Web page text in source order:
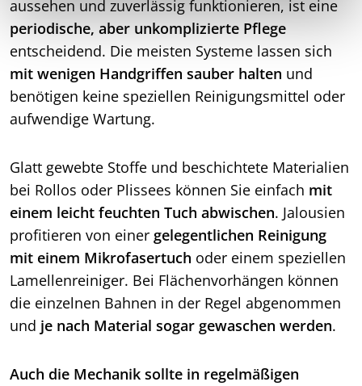
aussehen und zuverlässig funktionieren, ist eine
periodische, aber unkomplizierte Pflege
entscheidend. Die meisten Systeme lassen sich
mit wenigen Handgriffen sauber halten und
benötigen keine speziellen Reinigungsmittel oder
aufwendige Wartung.
Glatt gewebte Stoffe und beschichtete Materialien
bei Rollos oder Plissees können Sie einfach mit
einem leicht feuchten Tuch abwischen. Jalousien
profitieren von einer gelegentlichen Reinigung
mit einem Mikrofasertuch oder einem speziellen
Lamellenreiniger. Bei Flächenvorhängen können
die einzelnen Bahnen in der Regel abgenommen
und je nach Material sogar gewaschen werden.
Auch die Mechanik sollte in regelmäßigen